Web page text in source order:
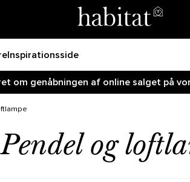
Inspirationsside
om genåbningen af online salget på
Pendel og